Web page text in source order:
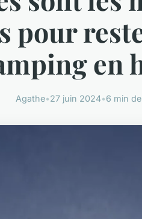
pour
en
Agathe•27 juin 2024•6 min